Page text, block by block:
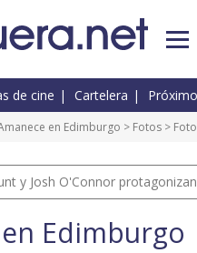
de cine Cartelera
en Edimburgo > Fotos >
y Josh O'Connor
Edimburgo